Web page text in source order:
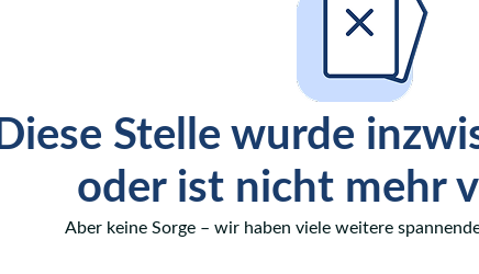
Diese Stelle wurde
oder ist nicht mehr
Aber keine Sorge – wir haben viele weitere